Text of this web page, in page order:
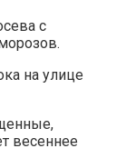
с
на улице
весеннее